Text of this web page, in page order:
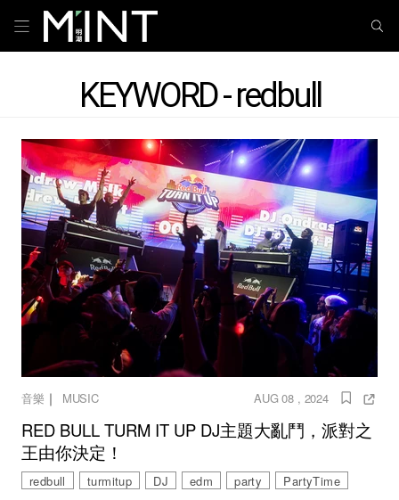
KEYWORD - redbull
音樂 ｜ MUSIC AUG 08 , 2024
RED BULL TURM IT UP DJ主題大亂鬥，派對之
王由你決定！
redbull turmitup DJ edm party PartyTime